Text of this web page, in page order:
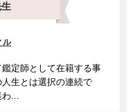
ル
定師として在籍する事
生とは選択の連続で
わ...